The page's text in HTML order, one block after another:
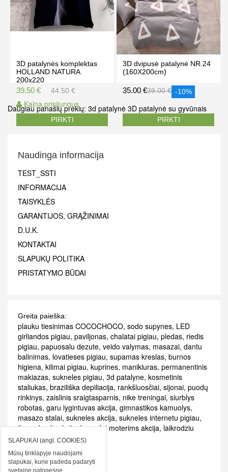
3D patalynės komplektas
HOLLAND NATURA
200x220
39.50 €
Kaina prisijungus
44.50 €
PIRKTI
3D dvipusė patalynė NR.24
(160X200cm)
35.00 €39.00 € -10%
PIRKTI
Daugiau panašių prekių: 3d patalynė 3D patalynė su gyvūnais
SLAPUKAI (angl. COOKIES)
Mūsų tinklapyje naudojami
slapukai, kurie padeda padaryti
svetainę patogesnę.
Naudinga informacija
TEST_SSTI
INFORMACIJA
TAISYKLĖS
GARANTIJOS, GRĄŽINIMAI
D.U.K.
KONTAKTAI
SLAPUKŲ POLITIKA
PRISTATYMO BŪDAI
Greita paieška:
plauku tiesinimas COCOCHOCO, sodo supynes, LED
girliandos pigiau, paviljonas, chalatai pigiau, pledas, riedis
pigiau, papuosalu dezute, veido valymas, masazai, dantu
balinimas, lovatieses pigiau, supamas kreslas, burnos
higiena, kilimai pigiau, kuprines, manikiuras, permanentinis
makiazas, sukneles pigiau, 3d patalyne, kosmetinis
staliukas, braziliška depiliacija, rankšluosčiai, sijonai, puodų
rinkinys, zaislinis sraigtasparnis, nike treningai, siurblys
robotas, garu lygintuvas akcija, gimnastikos kamuolys,
masazo stalai, sukneles akcija, sukneles internetu pigiau,
ilga suknele akcija,kvepalai moterims akcija, laikrodziu
akcijos,patalyne akcija